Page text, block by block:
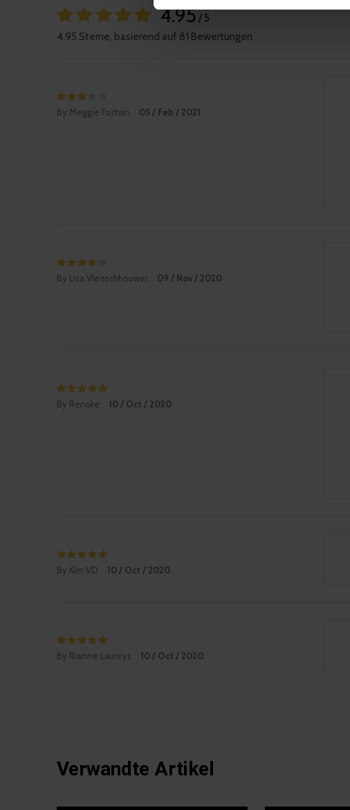
4.95/ 5
4.95 Sterne, basierend auf 81 Bewertungen
By Meggie Fortuin 05 / Feb / 2021
By Lisa Vleeschhouwer 09 / Nov / 2020
By Renske 10 / Oct / 2020
By Kim VD 10 / Oct / 2020
By Rianne Laureys 10 / Oct / 2020
Verwandte Artikel